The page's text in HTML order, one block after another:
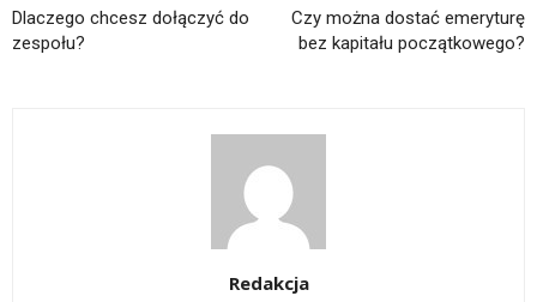
Dlaczego chcesz dołączyć do
zespołu?
Czy można dostać emeryturę
bez kapitału początkowego?
Redakcja